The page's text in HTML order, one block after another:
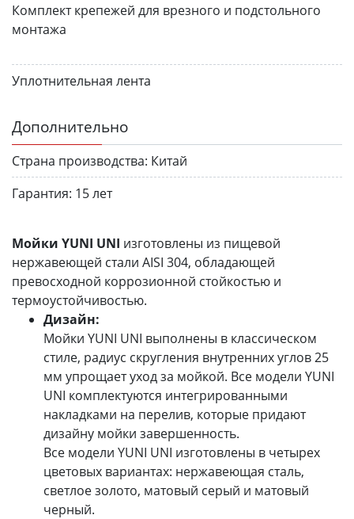
Комплект крепежей для врезного и подстольного
монтажа
Уплотнительная лента
Дополнительно
Страна производства: Китай
Гарантия: 15 лет
Мойки YUNI UNI изготовлены из пищевой
нержавеющей стали AISI 304, обладающей
превосходной коррозионной стойкостью и
термоустойчивостью.
Дизайн:
Мойки YUNI UNI выполнены в классическом
стиле, радиус скругления внутренних углов 25
мм упрощает уход за мойкой. Все модели YUNI
UNI комплектуются интегрированными
накладками на перелив, которые придают
дизайну мойки завершенность.
Все модели YUNI UNI изготовлены в четырех
цветовых вариантах: нержавеющая сталь,
светлое золото, матовый серый и матовый
черный.